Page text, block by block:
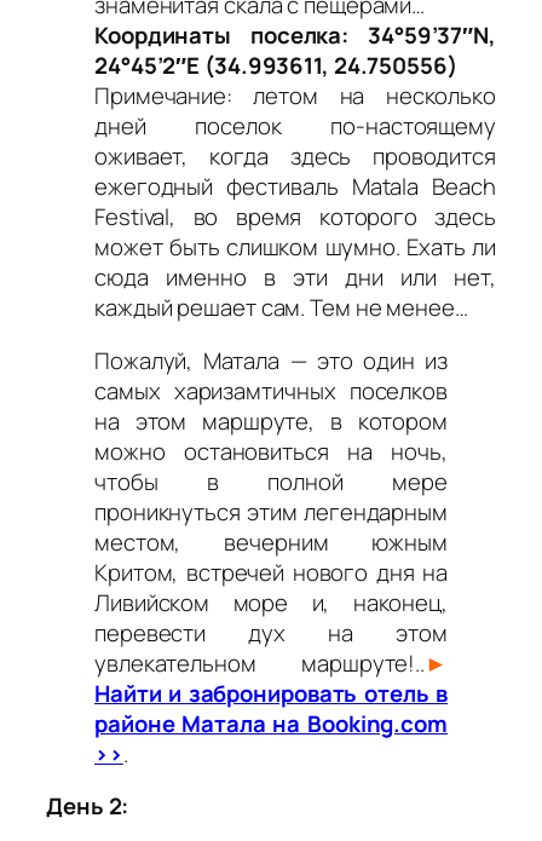
Координаты поселка: 34°59’37″N,
24°45’2″E (34.993611, 24.750556)
Примечание: летом на несколько
дней поселок по-настоящему
оживает, когда здесь проводится
ежегодный фестиваль Matala Beach
Festival, во время которого здесь
может быть слишком шумно. Ехать ли
сюда именно в эти дни или нет,
каждый решает сам. Тем не менее…
Пожалуй, Матала — это один из
самых харизамтичных поселков
на этом маршруте, в котором
можно остановиться на ночь,
чтобы в полной мере
проникнуться этим легендарным
местом, вечерним южным
Критом, встречей нового дня на
Ливийском море и, наконец,
перевести дух на этом
увлекательном маршруте!..►
Найти и забронировать отель в
районе Матала на Booking.com
>>.
День 2: